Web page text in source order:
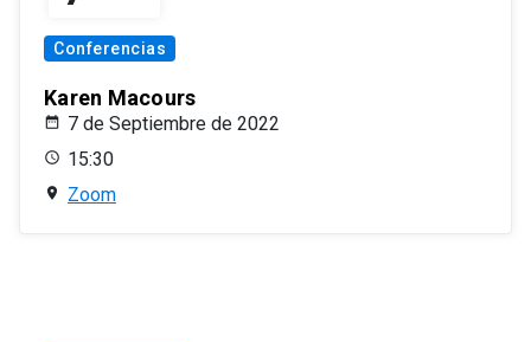
Conferencias
Karen Macours
7 de Septiembre de 2022
15:30
Zoom